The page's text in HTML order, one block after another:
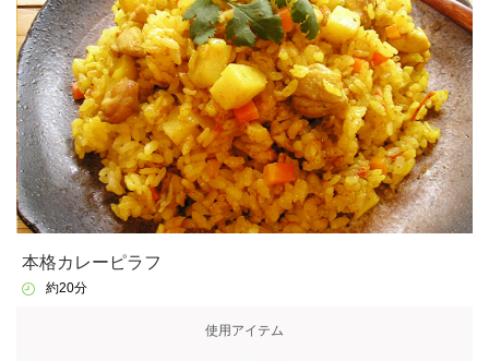
本格カレーピラフ
約20分
使用アイテム